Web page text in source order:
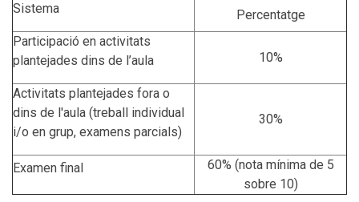
Sistema
Percentatge
Participació en activitats
plantejades dins de l’aula
10%
Activitats plantejades fora o
dins de l'aula (treball individual
i/o en grup, examens parcials)
30%
Examen final
60% (nota mínima de 5
sobre 10)